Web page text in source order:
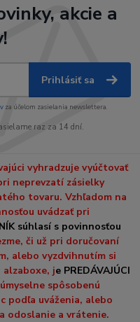
akcie a
Prihlásiť sa
za účelom zasielania newslettera.
raz za 14 dní.
vyhradzuje vyúčtovať
neprevzatí zásielky
tovaru. Vzhľadom na
uvádzať pri
súhlasí s povinnosťou
či už pri doručovaní
alebo vyzdvihnutím si
je PREDÁVAJÚCI
spôsobenú
podľa uváženia, alebo
odoslanie a vrátenie.